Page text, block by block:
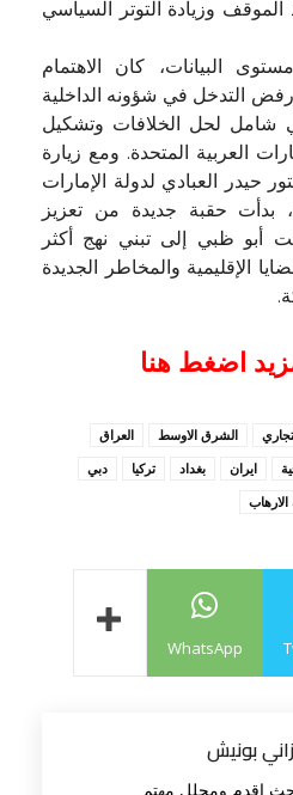
وزيادة التوتر السياسي
البيانات، كان الاهتمام
التدخل في شؤونه الداخلية
شامل لحل الخلافات وتشكيل
العربية المتحدة. ومع زيارة
حيدر العبادي لدولة الإمارات
بدأت حقبة جديدة من تعزيز
أبو ظبي إلى تبني نهج أكثر
الإقليمية والمخاطر الجديدة
اضغط هنا
الشرق الاوسط
العراق
ايران بغداد تركيا
دبي
WhatsApp
بونيش